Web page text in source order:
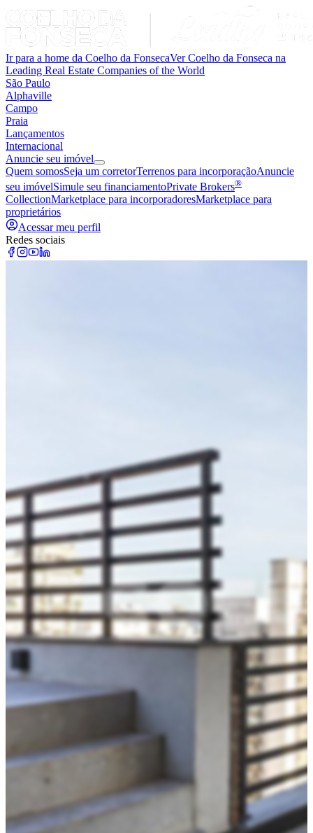
Ir para a home da Coelho da FonsecaVer Coelho da Fonseca na
Leading Real Estate Companies of the World
São Paulo
Alphaville
Campo
Praia
Lançamentos
Internacional
Anuncie seu imóvel
Quem somosSeja um corretorTerrenos para incorporaçãoAnuncie
seu imóvelSimule seu financiamentoPrivate Brokers®
CollectionMarketplace para incorporadoresMarketplace para
proprietários
Acessar meu perfil
Redes sociais